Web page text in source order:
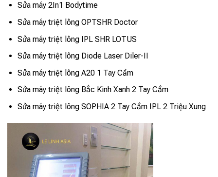
Sửa máy 2In1 Bodytime
Sửa máy triệt lông OPTSHR Doctor
Sửa máy triệt lông IPL SHR LOTUS
Sửa máy triệt lông Diode Laser Diler-II
Sửa máy triệt lông A20 1 Tay Cầm
Sửa máy triệt lông Bắc Kinh Xanh 2 Tay Cầm
Sửa máy triệt lông SOPHIA 2 Tay Cầm IPL 2 Triệu Xung